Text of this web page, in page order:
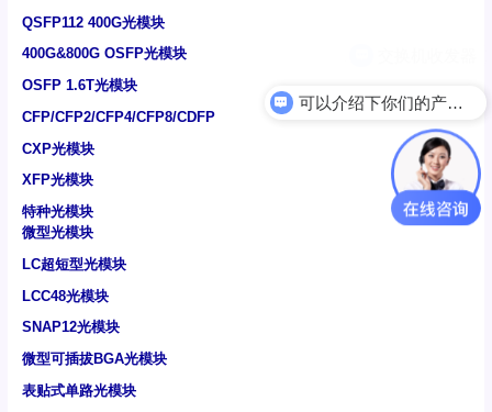
QSFP112 400G光模块
400G&800G OSFP光模块
OSFP 1.6T光模块
CFP/CFP2/CFP4/CFP8/CDFP
CXP光模块
XFP光模块
特种光模块
微型光模块
LC超短型光模块
LCC48光模块
SNAP12光模块
微型可插拔BGA光模块
表贴式单路光模块
可以介绍下你们的产品么